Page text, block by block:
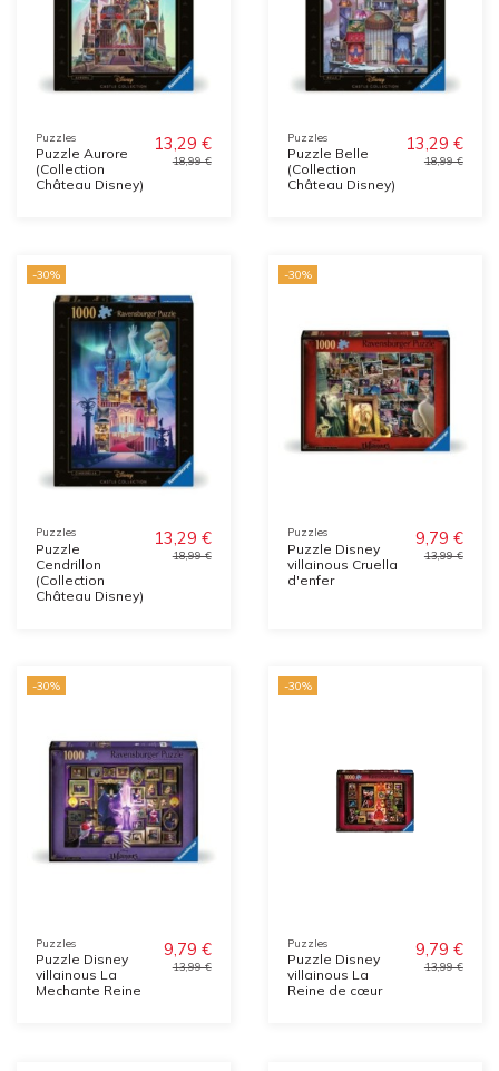
Puzzles
Puzzle Aurore
(Collection
Château Disney)
13,29 €
18,99 €
Puzzles
Puzzle Belle
(Collection
Château Disney)
13,29 €
18,99 €
-30%
Puzzles
Puzzle
Cendrillon
(Collection
Château Disney)
13,29 €
18,99 €
-30%
Puzzles
Puzzle Disney
villainous Cruella
d'enfer
9,79 €
13,99 €
-30%
Puzzles
Puzzle Disney
villainous La
Mechante Reine
9,79 €
13,99 €
-30%
Puzzles
Puzzle Disney
villainous La
Reine de cœur
9,79 €
13,99 €